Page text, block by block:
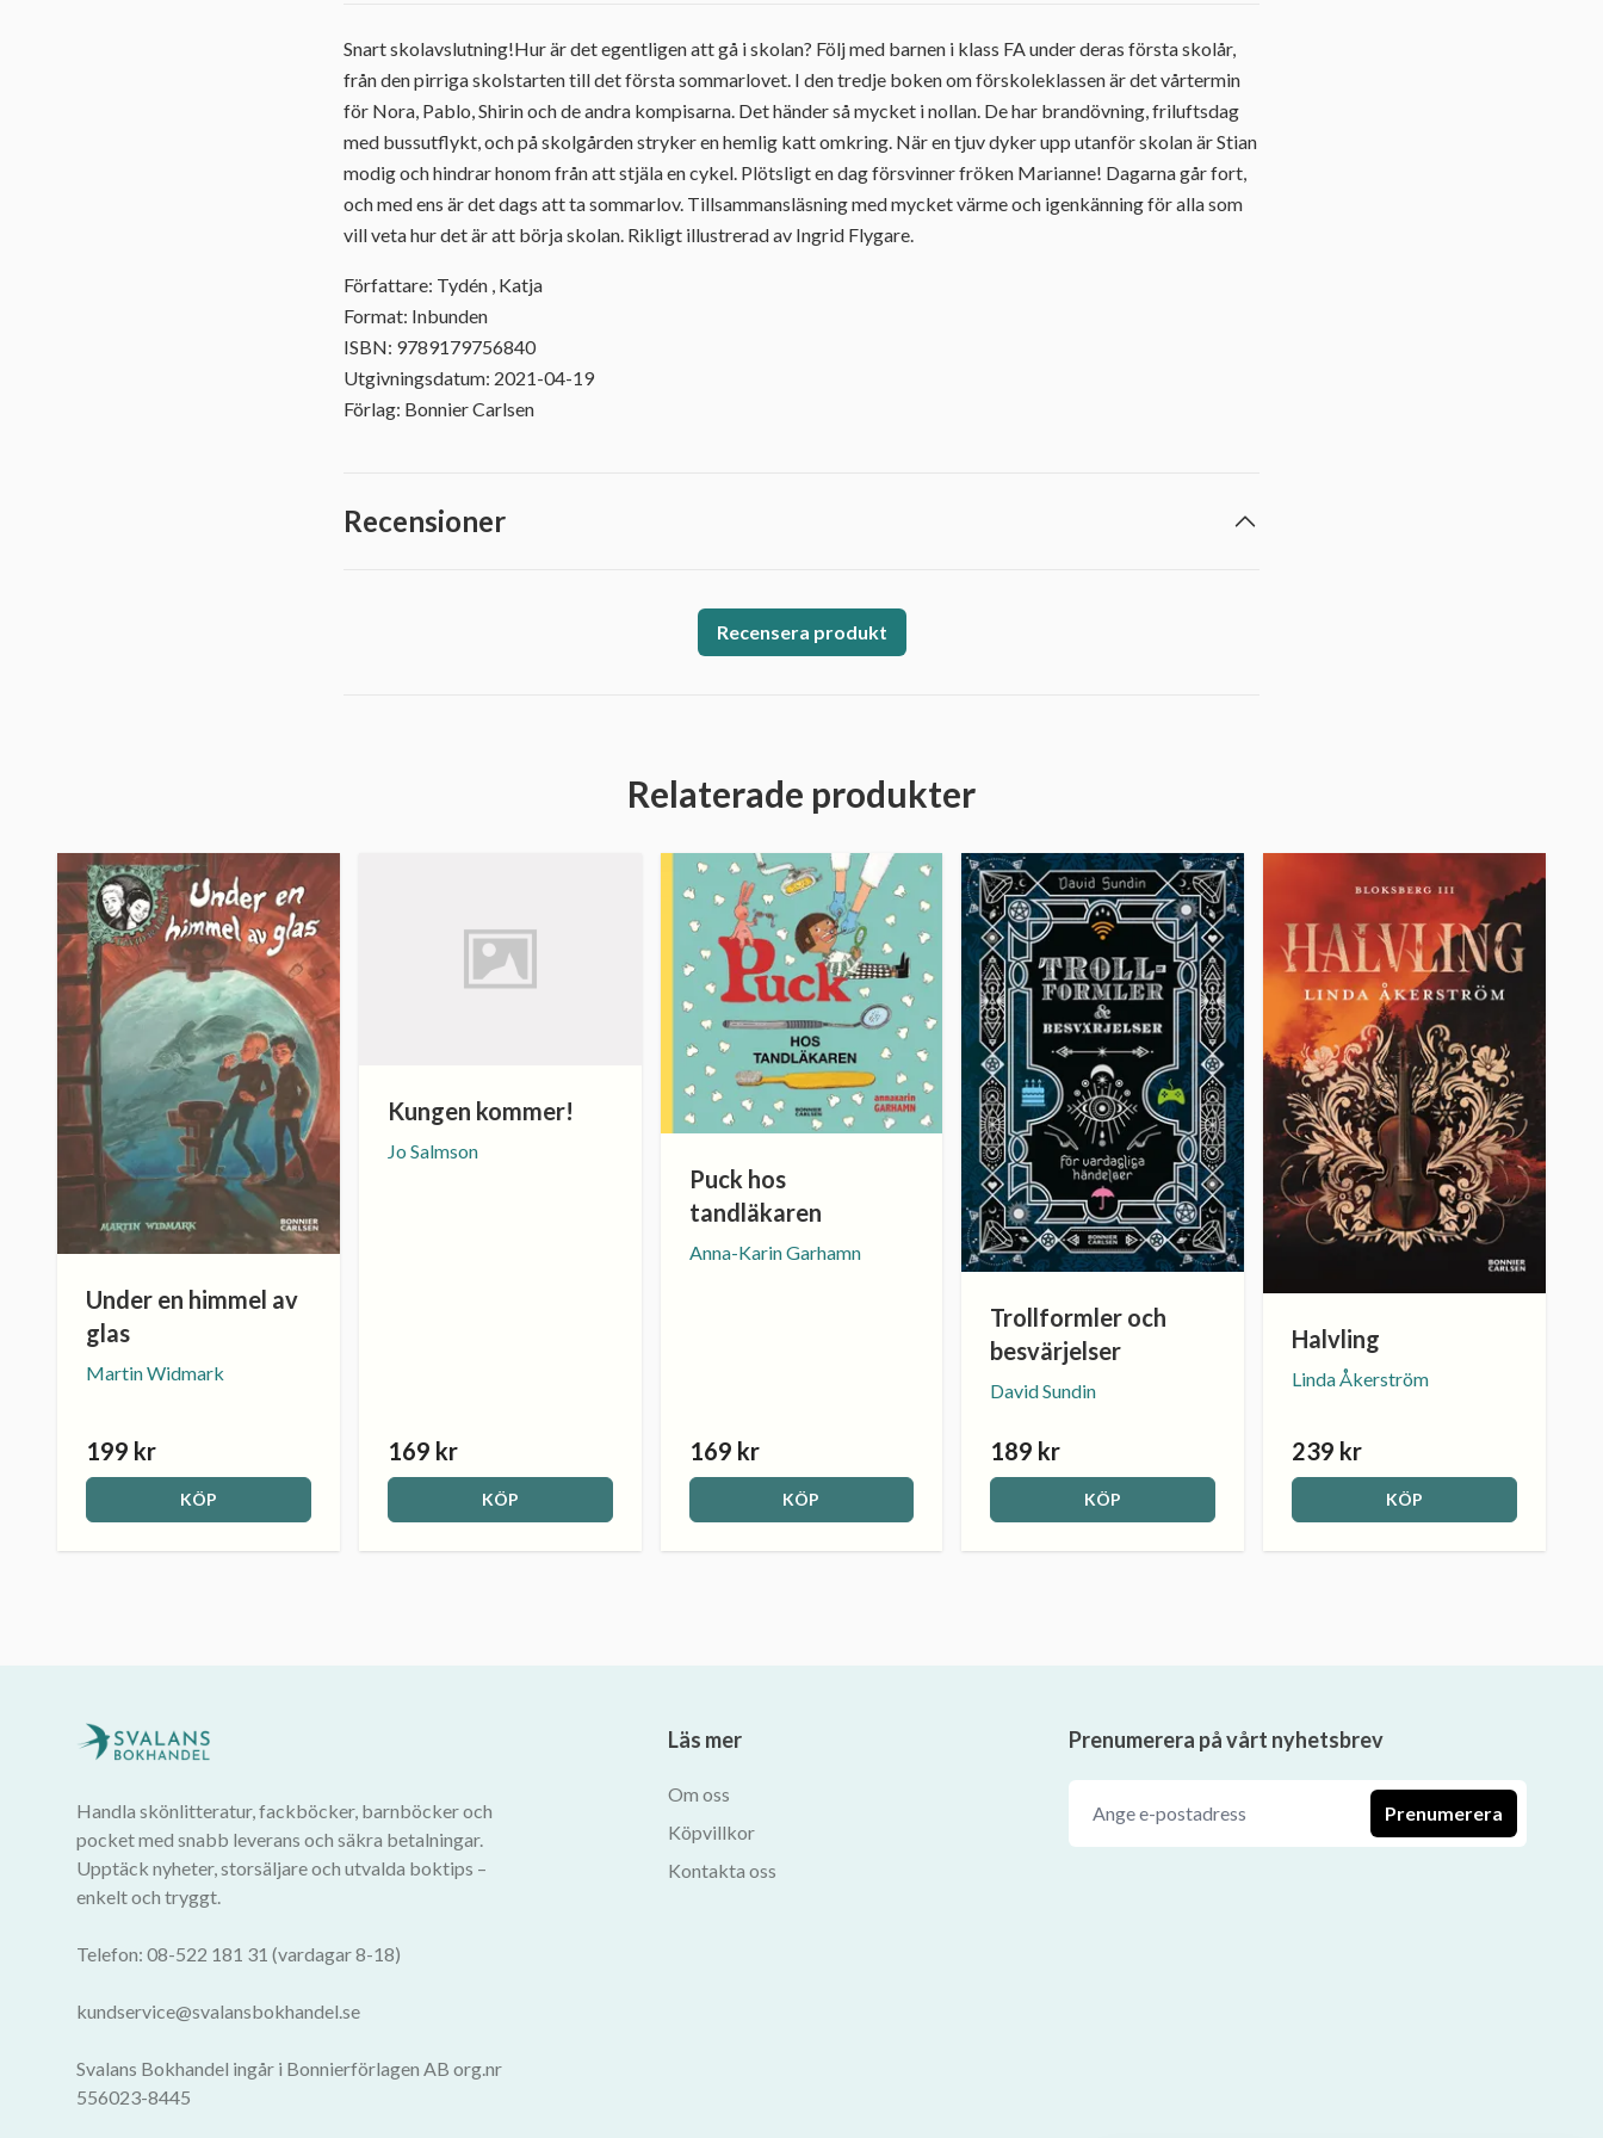
Snart skolavslutning!Hur är det egentligen att gå i skolan? Följ med barnen i klass FA under deras första skolår,
från den pirriga skolstarten till det första sommarlovet. I den tredje boken om förskoleklassen är det vårtermin
för Nora, Pablo, Shirin och de andra kompisarna. Det händer så mycket i nollan. De har brandövning, friluftsdag
med bussutflykt, och på skolgården stryker en hemlig katt omkring. När en tjuv dyker upp utanför skolan är Stian
modig och hindrar honom från att stjäla en cykel. Plötsligt en dag försvinner fröken Marianne! Dagarna går fort,
och med ens är det dags att ta sommarlov. Tillsammansläsning med mycket värme och igenkänning för alla som
vill veta hur det är att börja skolan. Rikligt illustrerad av Ingrid Flygare.
Författare: Tydén , Katja
Format: Inbunden
ISBN: 9789179756840
Utgivningsdatum: 2021-04-19
Förlag: Bonnier Carlsen
Recensioner
Recensera produkt
Relaterade produkter
Under en himmel av
glas
Martin Widmark
199 kr
KÖP
Kungen kommer!
Jo Salmson
169 kr
KÖP
Puck hos
tandläkaren
Anna-Karin Garhamn
169 kr
KÖP
Trollformler och
besvärjelser
David Sundin
189 kr
KÖP
Halvling
Linda Åkerström
239 kr
KÖP
Handla skönlitteratur, fackböcker, barnböcker och
pocket med snabb leverans och säkra betalningar.
Upptäck nyheter, storsäljare och utvalda boktips –
enkelt och tryggt.
Telefon: 08-522 181 31 (vardagar 8-18)
kundservice@svalansbokhandel.se
Svalans Bokhandel ingår i Bonnierförlagen AB org.nr
556023-8445
Läs mer
Om oss
Köpvillkor
Kontakta oss
Prenumerera på vårt nyhetsbrev
Prenumerera